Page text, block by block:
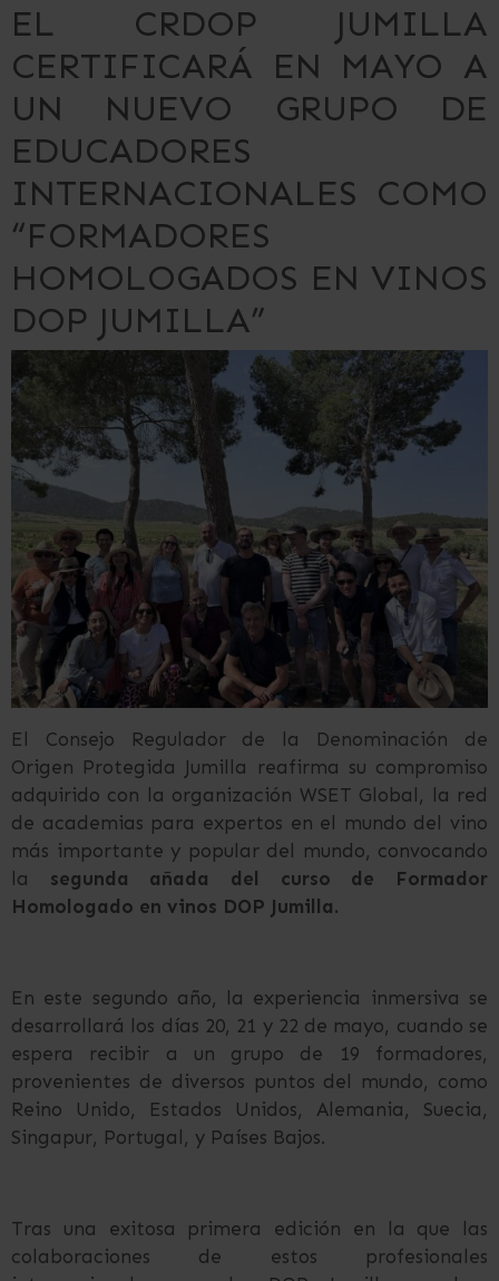
EL CRDOP JUMILLA
CERTIFICARÁ EN MAYO A
UN NUEVO GRUPO DE
EDUCADORES
INTERNACIONALES COMO
“FORMADORES
HOMOLOGADOS EN VINOS
DOP JUMILLA”
El Consejo Regulador de la Denominación de
Origen Protegida Jumilla reafirma su compromiso
adquirido con la organización WSET Global, la red
de academias para expertos en el mundo del vino
más importante y popular del mundo, convocando
la segunda añada del curso de Formador
Homologado en vinos DOP Jumilla.
En este segundo año, la experiencia inmersiva se
desarrollará los días 20, 21 y 22 de mayo, cuando se
espera recibir a un grupo de 19 formadores,
provenientes de diversos puntos del mundo, como
Reino Unido, Estados Unidos, Alemania, Suecia,
Singapur, Portugal, y Países Bajos.
Tras una exitosa primera edición en la que las
colaboraciones de estos profesionales